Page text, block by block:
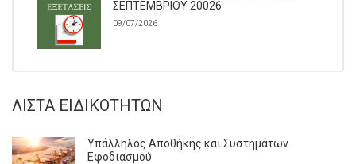
ΣΕΠΤΕΜΒΡΙΟΥ 20026
09/07/2026
ΛΊΣΤΑ ΕΙΔΙΚΟΤΉΤΩΝ
Υπάλληλος Αποθήκης και Συστημάτων
Εφοδιασμού